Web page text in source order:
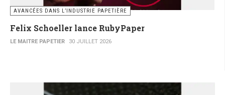
AVANCÉES DANS L’INDUSTRIE PAPETIÈRE
Felix Schoeller lance RubyPaper
LE MAITRE PAPETIER 30 JUILLET 2026